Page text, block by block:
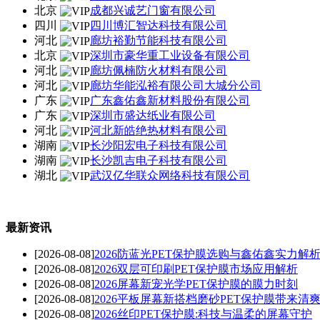
北京
成都兴诚艺门窗有限公司
四川
四川博汇智达科技有限公司
河北
廊坊裕勤节能科技有限公司
北京
深圳市豪华重工业设备有限公司
河北
廊坊佩楠防火材料有限公司
河北
廊坊华能泓裕有限公司大城分公司
广东
广东鑫佑鑫新材料股份有限公司
广东
深圳市盛达纸业有限公司
河北
河北新皓绝热材料有限公司
湖南
长沙阳宏电子科技有限公司
湖南
长沙凯吉电子科技有限公司
湖北
武汉亿华联众网络科技有限公司
最新资讯
[2026-08-08]2026防蓝光PET保护膜选购与鑫佑鑫实力解析
[2026-08-08]2026双层可印刷PET保护膜市场应用解析
[2026-08-08]2026屏幕新宠光学PET保护膜的膜力时刻
[2026-08-08]2026平板屏幕新搭档磨砂PET保护膜带来清
[2026-08-08]2026丝印PET保护膜:科技与温柔的屏幕守护